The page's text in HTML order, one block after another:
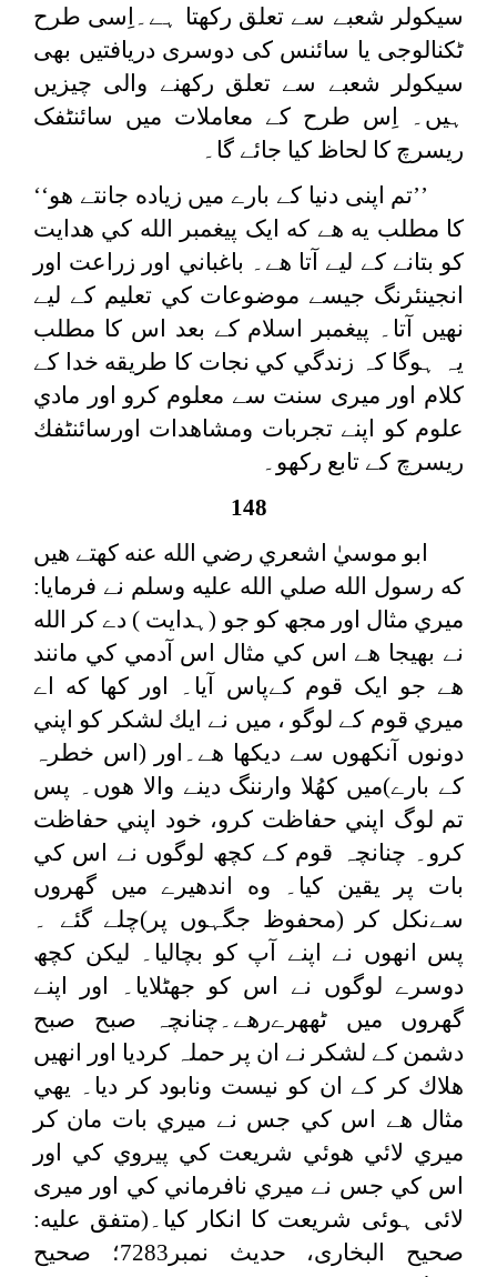
سیکولر شعبے سے تعلق رکھتا ہے۔اِسی طرح
ٹکنالوجی یا سائنس کی دوسری دریافتیں بھی
سیکولر شعبے سے تعلق رکھنے والی چیزیں
ہیں۔ اِس طرح کے معاملات میں سائنٹفک
ریسرچ کا لحاظ کیا جائے گا۔
’’تم اپنی دنيا كے بارے ميں زياده جانتے هو‘‘
كا مطلب يه هے كه ایک پيغمبر الله كي هدايت
کو بتانے كے لیے آتا هے۔ باغباني اور زراعت اور
انجينئرنگ جيسے موضوعات كي تعليم كے لیے
نهيں آتا۔ پیغمبر اسلام کے بعد اس کا مطلب
یہ ہوگا کہ زندگي كي نجات كا طريقه خدا کے
کلام اور میری سنت سے معلوم كرو اور مادي
علوم كو اپنے تجربات ومشاهدات اورسائنٹفك
ريسرچ كے تابع ركھو۔
148
ابو موسيٰ اشعري رضي الله عنه كهتے هيں
كه رسول الله صلي الله عليه وسلم نے فرمايا:
ميري مثال اور مجھ کو جو (ہدایت ) دے كر الله
نے بھيجا هے اس كي مثال اس آدمي كي مانند
هے جو ایک قوم کےپاس آيا۔ اور كها كه اے
ميري قوم كے لوگو ، ميں نے ايك لشكر كو اپني
دونوں آنكھوں سے ديكھا هے۔اور (اس خطرہ
کے بارے)ميں كھُلا وارننگ دینے والا هوں۔ پس
تم لوگ اپني حفاظت کرو، خود اپني حفاظت
کرو۔ چنانچہ قوم كے كچھ لوگوں نے اس كي
بات پر یقین کیا۔ وه اندھيرے ميں گھروں
سےنکل کر (محفوظ جگہوں پر)چلے گئے ۔
پس انھوں نے اپنے آپ كو بچاليا۔ لیکن كچھ
دوسرے لوگوں نے اس كو جھٹلايا۔ اور اپنے
گھروں ميں ٹھهرےرهے۔چنانچہ صبح صبح
دشمن کے لشكر نے ان پر حملہ کردیا اور انھيں
هلاك كر كے ان كو نیست ونابود كر ديا۔ يهي
مثال هے اس كي جس نے ميري بات مان كر
ميري لائي هوئي شريعت كي پيروي كي اور
اس كي جس نے ميري نافرماني كي اور ميری
لائی ہوئی شریعت کا انکار کیا۔(متفق عليه:
صحیح البخاری، حدیث نمبر7283؛ صحیح